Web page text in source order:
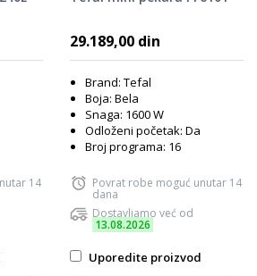
14
29.189,00 din
Brand: Tefal
Boja: Bela
Snaga: 1600 W
Odloženi početak: Da
Broj programa: 16
Povrat robe moguć unutar 14
dana
Dostavljamo već od
13.08.2026
Uporedite proizvod